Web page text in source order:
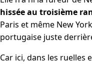
hissée au troisième
Paris et même New
portugaise juste
Car ici, dans les ruelles